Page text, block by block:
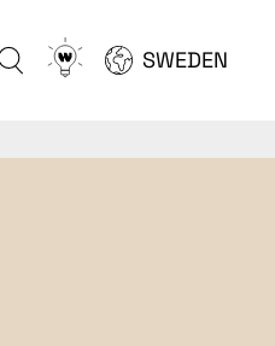
Go
to
SWEDEN